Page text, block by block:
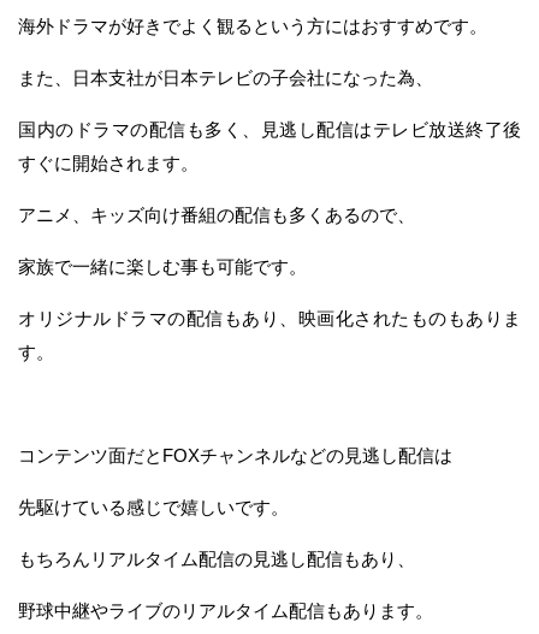
海外ドラマが好きでよく観るという方にはおすすめです。
また、日本支社が日本テレビの子会社になった為、
国内のドラマの配信も多く、見逃し配信はテレビ放送終了後
すぐに開始されます。
アニメ、キッズ向け番組の配信も多くあるので、
家族で一緒に楽しむ事も可能です。
オリジナルドラマの配信もあり、映画化されたものもありま
す。
コンテンツ面だとFOXチャンネルなどの見逃し配信は
先駆けている感じで嬉しいです。
もちろんリアルタイム配信の見逃し配信もあり、
野球中継やライブのリアルタイム配信もあります。